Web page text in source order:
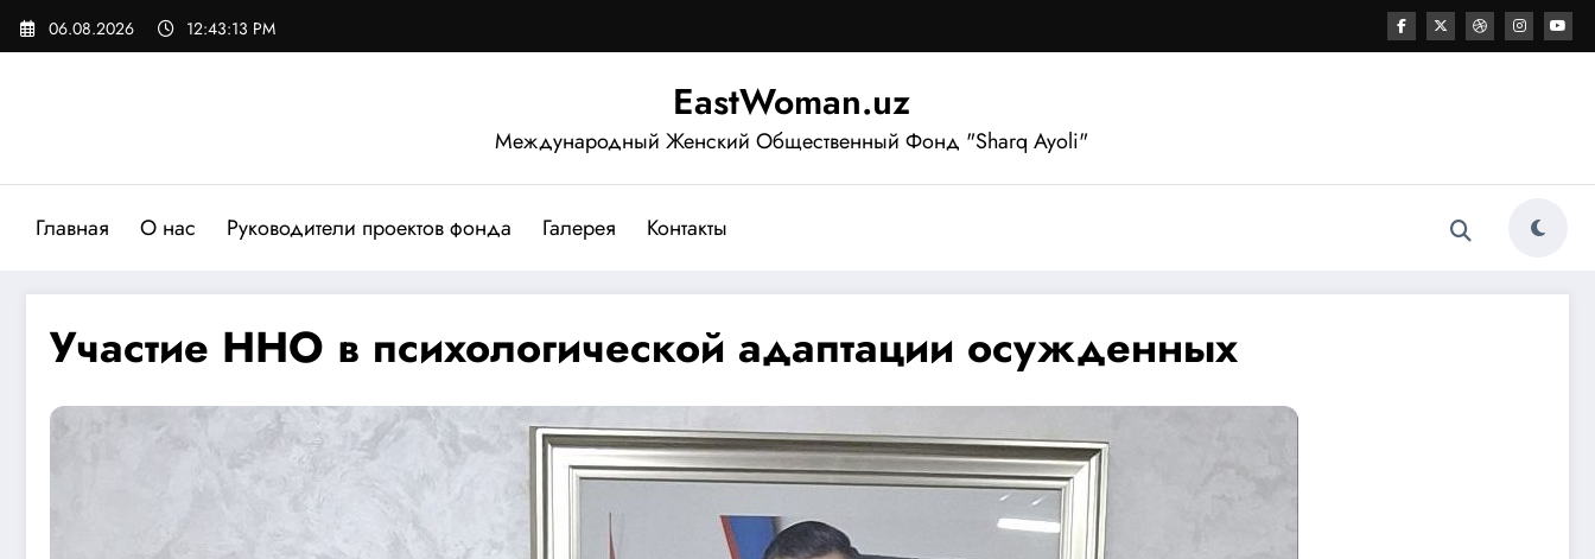
Перейти
06.08.2026 12:43:15 PM
EastWoman.uz
Международный Женский Общественный Фонд "Sharq Ayoli"
Главная О нас Руководители проектов фонда Галерея Контакты
Участие ННО в психологической адаптации осужденных